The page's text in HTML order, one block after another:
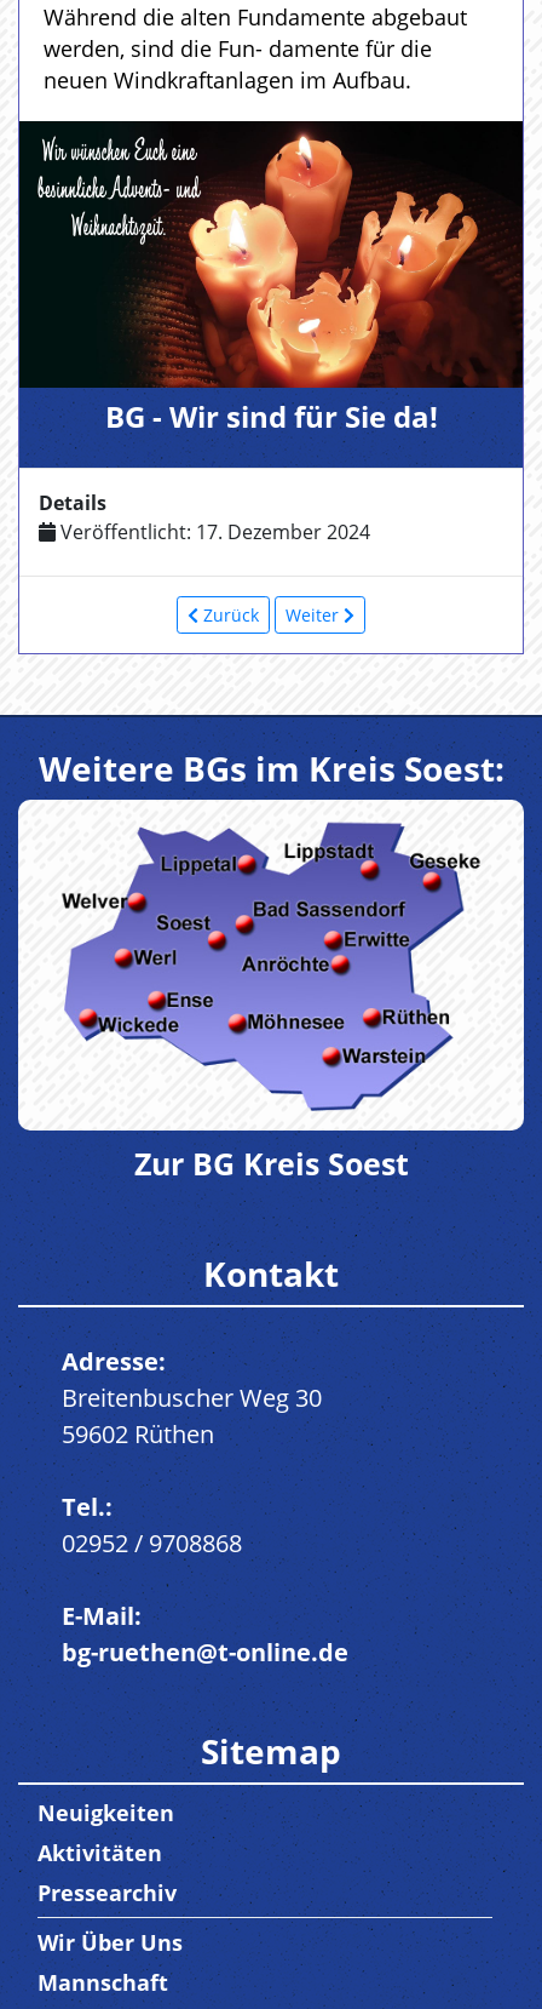
Während die alten Fundamente abgebaut
werden, sind die Fun- damente für die
neuen Windkraftanlagen im Aufbau.
BG - Wir sind für Sie da!
Details
Veröffentlicht: 17. Dezember 2024
Zurück Weiter
Weitere BGs im Kreis Soest:
Zur BG Kreis Soest
Kontakt
Adresse:
Breitenbuscher Weg 30
59602 Rüthen
Tel.:
02952 / 9708868
E-Mail:
bg-ruethen@t-online.de
Sitemap
Neuigkeiten
Aktivitäten
Pressearchiv
Trenner3
Wir Über Uns
Mannschaft